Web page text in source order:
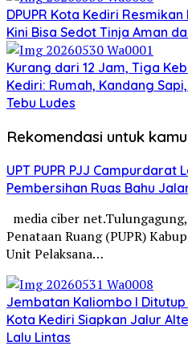
DPUPR Kota Kediri
Kini Bisa Sedot Tinja Aman
Kurang dari 12 Jam, Tiga
Kediri: Rumah, Kandang
Tebu Ludes
Rekomendasi untuk kamu
UPT PUPR PJJ Campurdarat
Pembersihan Ruas Bahu
media ciber
Penataan Ruang (PUPR)
Unit Pelaksana…
Jembatan Kaliombo I
Kota Kediri Siapkan Jalur
Lalu Lintas